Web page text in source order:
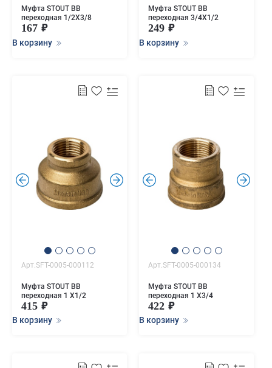
Муфта STOUT ВВ
переходная 1/2X3/8
167
В корзину
Муфта STOUT ВВ
переходная 3/4X1/2
249
В корзину
. .
Арт.SFT-0005-000112
Муфта STOUT ВВ
переходная 1 X1/2
415
В корзину
. .
Арт.SFT-0005-000134
Муфта STOUT ВВ
переходная 1 X3/4
422
В корзину